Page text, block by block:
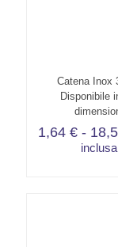
Catena Inox
Disponibile
1,64 € -
inclusa